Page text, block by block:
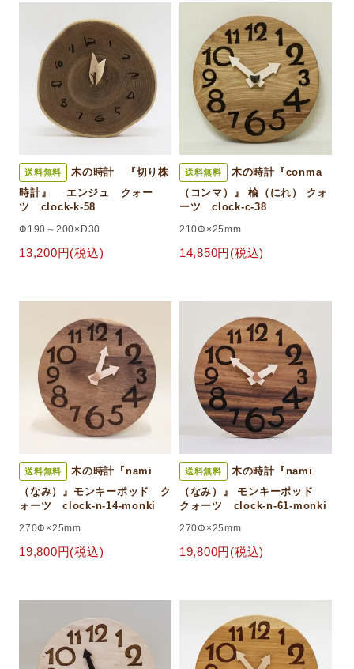
送料無料
木の時計 『切り株
時計』 エンジュ クォー
ツ clock-k-58
Φ190～200×D30
13,200円(税込)
送料無料
木の時計『conma
（コンマ）』 楡（にれ） クォ
ーツ clock-c-38
210Φ×25mm
14,850円(税込)
送料無料
木の時計『nami
（なみ）』モンキーポッド ク
ォーツ clock-n-14-monki
270Φ×25mm
19,800円(税込)
送料無料
木の時計『nami
（なみ）』 モンキーポッド
クォーツ clock-n-61-monki
270Φ×25mm
19,800円(税込)